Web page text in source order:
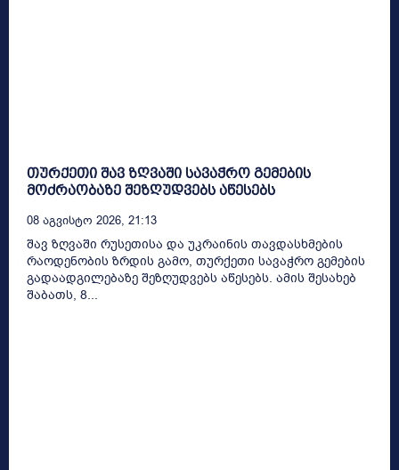
თურქეთი შავ ზღვაში სავაჭრო გემების
მოძრაობაზე შეზღუდვებს აწესებს
08 Აგვისტო 2026, 21:13
შავ ზღვაში რუსეთისა და უკრაინის თავდასხმების
რაოდენობის ზრდის გამო, თურქეთი სავაჭრო გემების
გადაადგილებაზე შეზღუდვებს აწესებს. ამის შესახებ
შაბათს, 8...